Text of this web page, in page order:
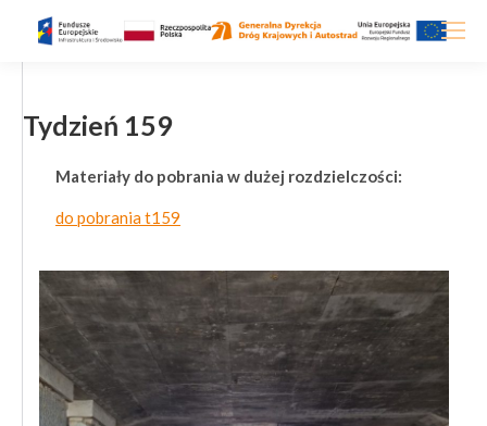
Tydzień 159
Materiały do pobrania w dużej rozdzielczości:
do pobrania t159